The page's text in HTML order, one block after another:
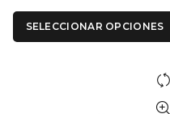
SELECCIONAR OPCIONES